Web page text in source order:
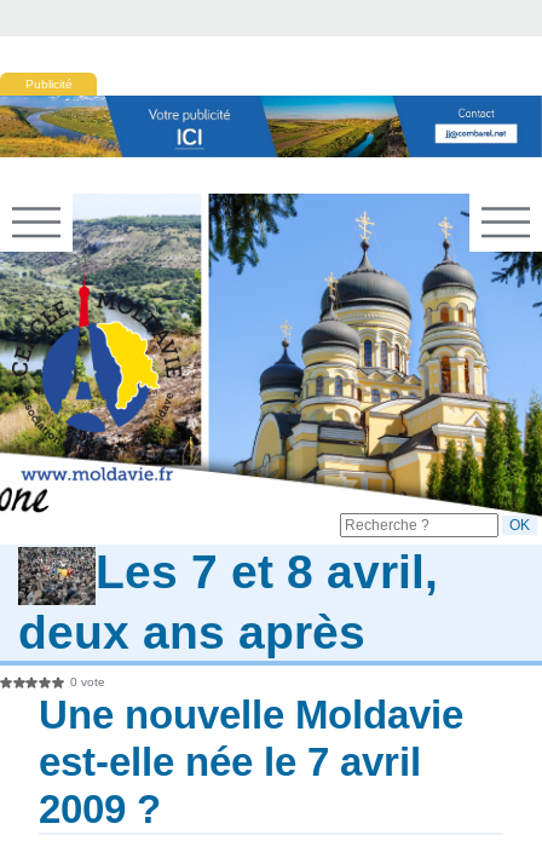
Publicité
Les 7 et 8 avril,
deux ans après
0 vote
Une nouvelle Moldavie
est-elle née le 7 avril
2009 ?